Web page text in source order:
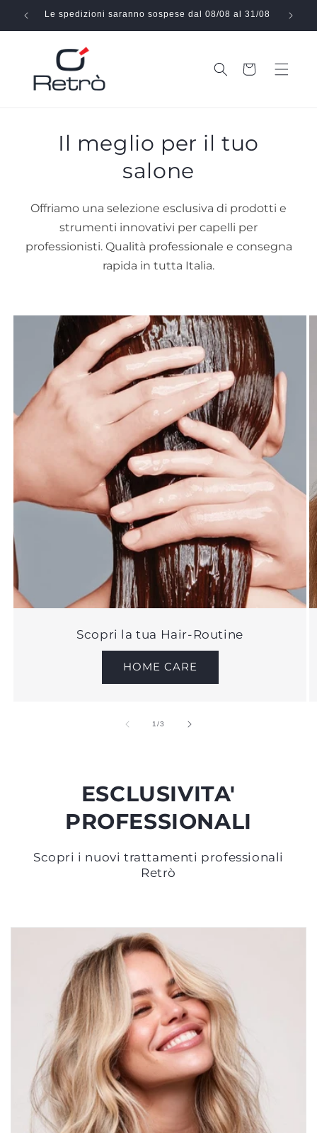
direttamente
ai contenuti
Le spedizioni saranno sospese dal 08/08 al 31/08
Carrello
Il meglio per il tuo
salone
Offriamo una selezione esclusiva di prodotti e
strumenti innovativi per capelli per
professionisti. Qualità professionale e consegna
rapida in tutta Italia.
Scopri la tua Hair-Routine
HOME CARE
1/su
3
ESCLUSIVITA'
PROFESSIONALI
Scopri i nuovi trattamenti professionali
Retrò